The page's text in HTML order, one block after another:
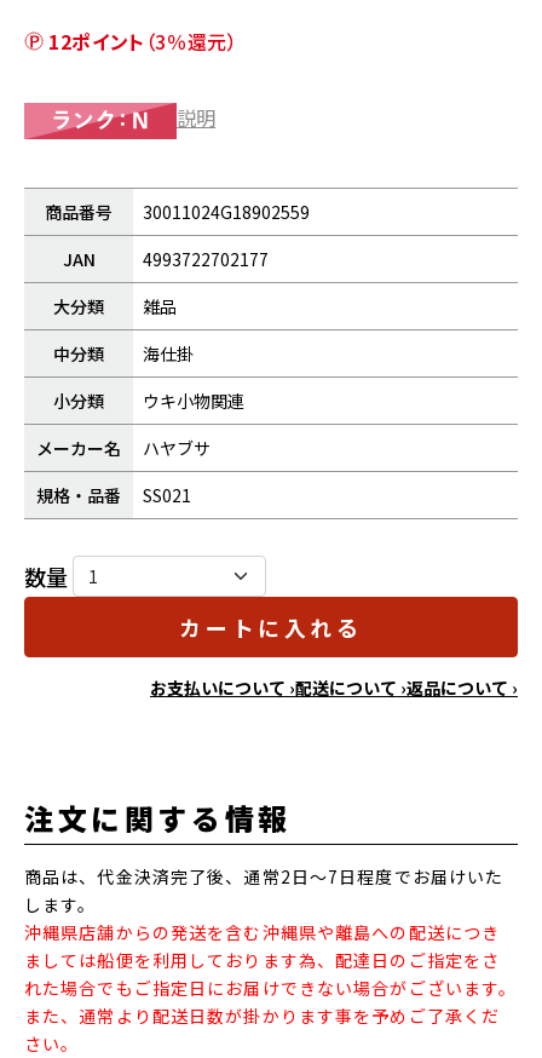
12ポイント （3％還元）
説明
商品番号
30011024G18902559
JAN
4993722702177
大分類
雑品
中分類
海仕掛
小分類
ウキ小物関連
メーカー名
ハヤブサ
規格・品番
SS021
数量
カートに入れる
お支払いについて ›配送について ›返品について ›
注文に関する情報
商品は、代金決済完了後、通常2日～7日程度でお届けいた
します。
沖縄県店舗からの発送を含む沖縄県や離島への配送につき
ましては船便を利用しております為、配達日のご指定をさ
れた場合でもご指定日にお届けできない場合がございます。
また、通常より配送日数が掛かります事を予めご了承くだ
さい。